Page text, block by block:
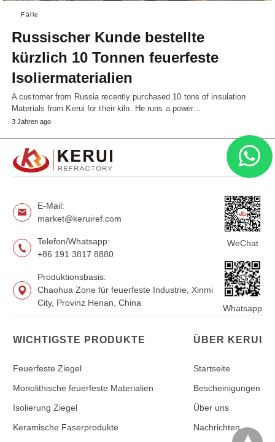
Fälle
Russischer Kunde bestellte
kürzlich 10 Tonnen feuerfeste
Isoliermaterialien
A customer from Russia recently purchased 10 tons of insulation
Materials from Kerui for their kiln. He runs a power…
3 Jahren ago
E-Mail:
market@keruiref.com
Telefon/Whatsapp:
+86 191 3817 8880
Produktionsbasis:
Chaohua Zone für feuerfeste Industrie, Xinmi
City, Provinz Henan, China
WeChat
Whatsapp
WICHTIGSTE PRODUKTE
Feuerfeste Ziegel
Monolithische feuerfeste Materialien
Isolierung Ziegel
Keramische Faserprodukte
ÜBER KERUI
Startseite
Bescheinigungen
Über uns
Nachrichten